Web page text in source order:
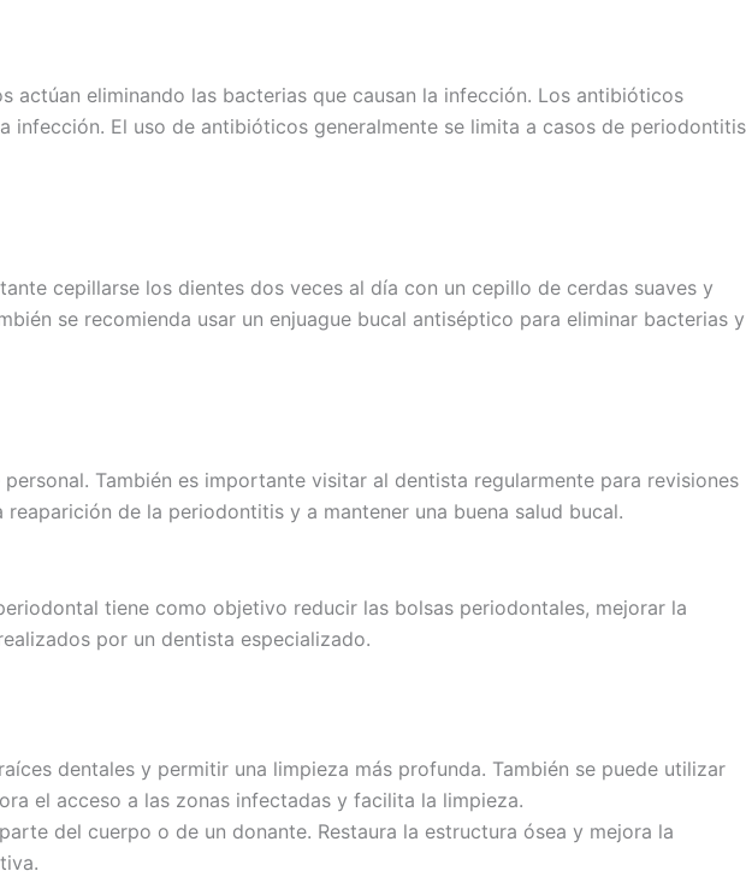
eliminando las bacterias que causan la infección. Los antibióticos
El uso de antibióticos generalmente se limita a casos de periodontitis
cepillarse los dientes dos veces al día con un cepillo de cerdas suaves y
se recomienda usar un enjuague bucal antiséptico para eliminar bacterias y
También es importante visitar al dentista regularmente para revisiones
de la periodontitis y a mantener una buena salud bucal.
tiene como objetivo reducir las bolsas periodontales, mejorar la
por un dentista especializado.
dentales y permitir una limpieza más profunda. También se puede utilizar
el acceso a las zonas infectadas y facilita la limpieza.
del cuerpo o de un donante. Restaura la estructura ósea y mejora la